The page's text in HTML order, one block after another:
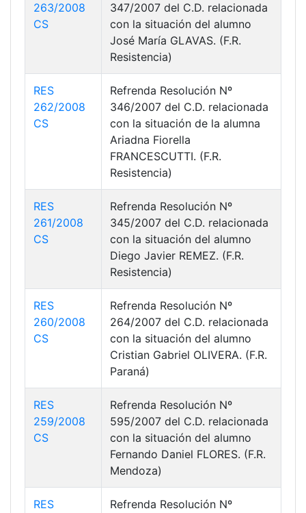
263/2008
CS
347/2007 del C.D. relacionada
con la situación del alumno
José María GLAVAS. (F.R.
Resistencia)
RES
262/2008
CS
Refrenda Resolución Nº
346/2007 del C.D. relacionada
con la situación de la alumna
Ariadna Fiorella
FRANCESCUTTI. (F.R.
Resistencia)
RES
261/2008
CS
Refrenda Resolución Nº
345/2007 del C.D. relacionada
con la situación del alumno
Diego Javier REMEZ. (F.R.
Resistencia)
RES
260/2008
CS
Refrenda Resolución Nº
264/2007 del C.D. relacionada
con la situación del alumno
Cristian Gabriel OLIVERA. (F.R.
Paraná)
RES
259/2008
CS
Refrenda Resolución Nº
595/2007 del C.D. relacionada
con la situación del alumno
Fernando Daniel FLORES. (F.R.
Mendoza)
RES
Refrenda Resolución Nº